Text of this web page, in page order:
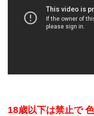
18歳以下は禁止で